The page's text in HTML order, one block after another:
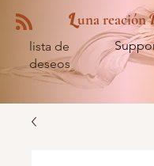
Luna reación
lista de
deseos